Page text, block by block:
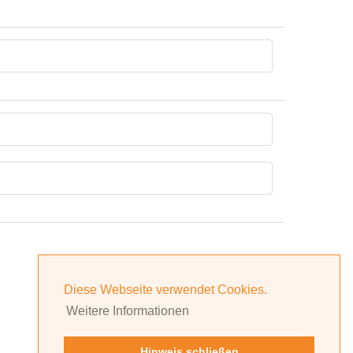
Diese Webseite verwendet Cookies.
Weitere Informationen